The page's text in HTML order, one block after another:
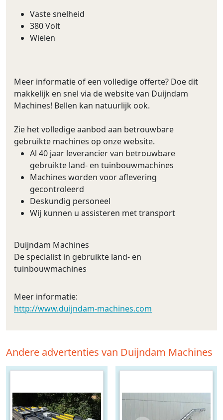
Vaste snelheid
380 Volt
Wielen
Meer informatie of een volledige offerte? Doe dit
makkelijk en snel via de website van Duijndam
Machines! Bellen kan natuurlijk ook.
Zie het volledige aanbod aan betrouwbare
gebruikte machines op onze website.
Al 40 jaar leverancier van betrouwbare
gebruikte land- en tuinbouwmachines
Machines worden voor aflevering
gecontroleerd
Deskundig personeel
Wij kunnen u assisteren met transport
Duijndam Machines
De specialist in gebruikte land- en
tuinbouwmachines
Meer informatie:
http://www.duijndam-machines.com
Andere advertenties van Duijndam Machines